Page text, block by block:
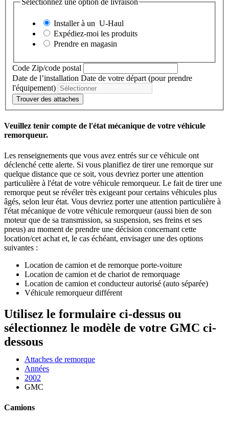
Sélectionnez une option de livraison
Installer à un U-Haul
Expédiez-moi les produits
Prendre en magasin
Code Zip/code postal
Date de l’installation Date de votre départ (pour prendre
l'équipement)
Trouver des attaches
Veuillez tenir compte de l'état mécanique de votre véhicule
remorqueur.
Les renseignements que vous avez entrés sur ce véhicule ont
déclenché cette alerte. Si vous planifiez de tirer une remorque sur
quelque distance que ce soit, vous devriez porter une attention
particulière à l'état de votre véhicule remorqueur. Le fait de tirer une
remorque peut se révéler très exigeant pour certains véhicules plus
âgés, selon leur état. Vous devriez porter une attention particulière à
l'état mécanique de votre véhicule remorqueur (aussi bien de son
moteur que de sa transmission, sa suspension, ses freins et ses
pneus) au moment de prendre une décision concernant cette
location/cet achat et, le cas échéant, envisager une des options
suivantes :
Location de camion et de remorque porte-voiture
Location de camion et de chariot de remorquage
Location de camion et conducteur autorisé (auto séparée)
Véhicule remorqueur différent
Utilisez le formulaire ci-dessus ou
sélectionnez le modèle de votre GMC ci-
dessous
Attaches de remorque
Années
2002
GMC
Camions